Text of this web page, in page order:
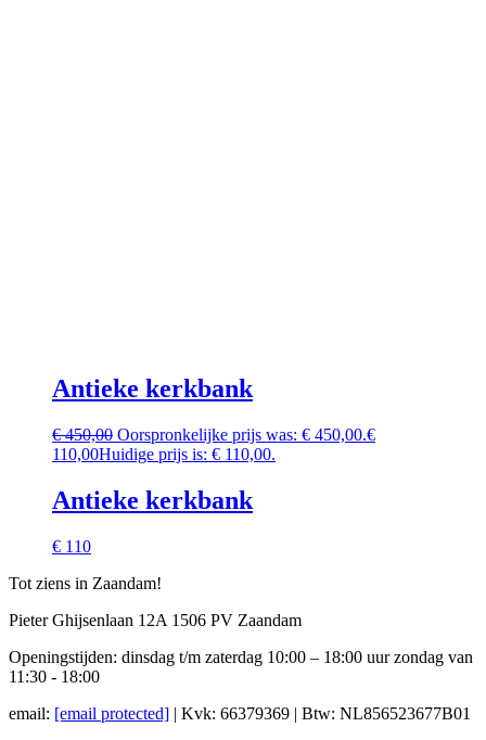
Antieke kerkbank
€450,00 Oorspronkelijke prijs was: € 450,00.€
110,00Huidige prijs is: € 110,00.
Antieke kerkbank
€ 110
Tot ziens in Zaandam!
Pieter Ghijsenlaan 12A 1506 PV Zaandam
Openingstijden: dinsdag t/m zaterdag 10:00 – 18:00 uur zondag van
11:30 - 18:00
email: [email protected] | Kvk: 66379369 | Btw: NL856523677B01